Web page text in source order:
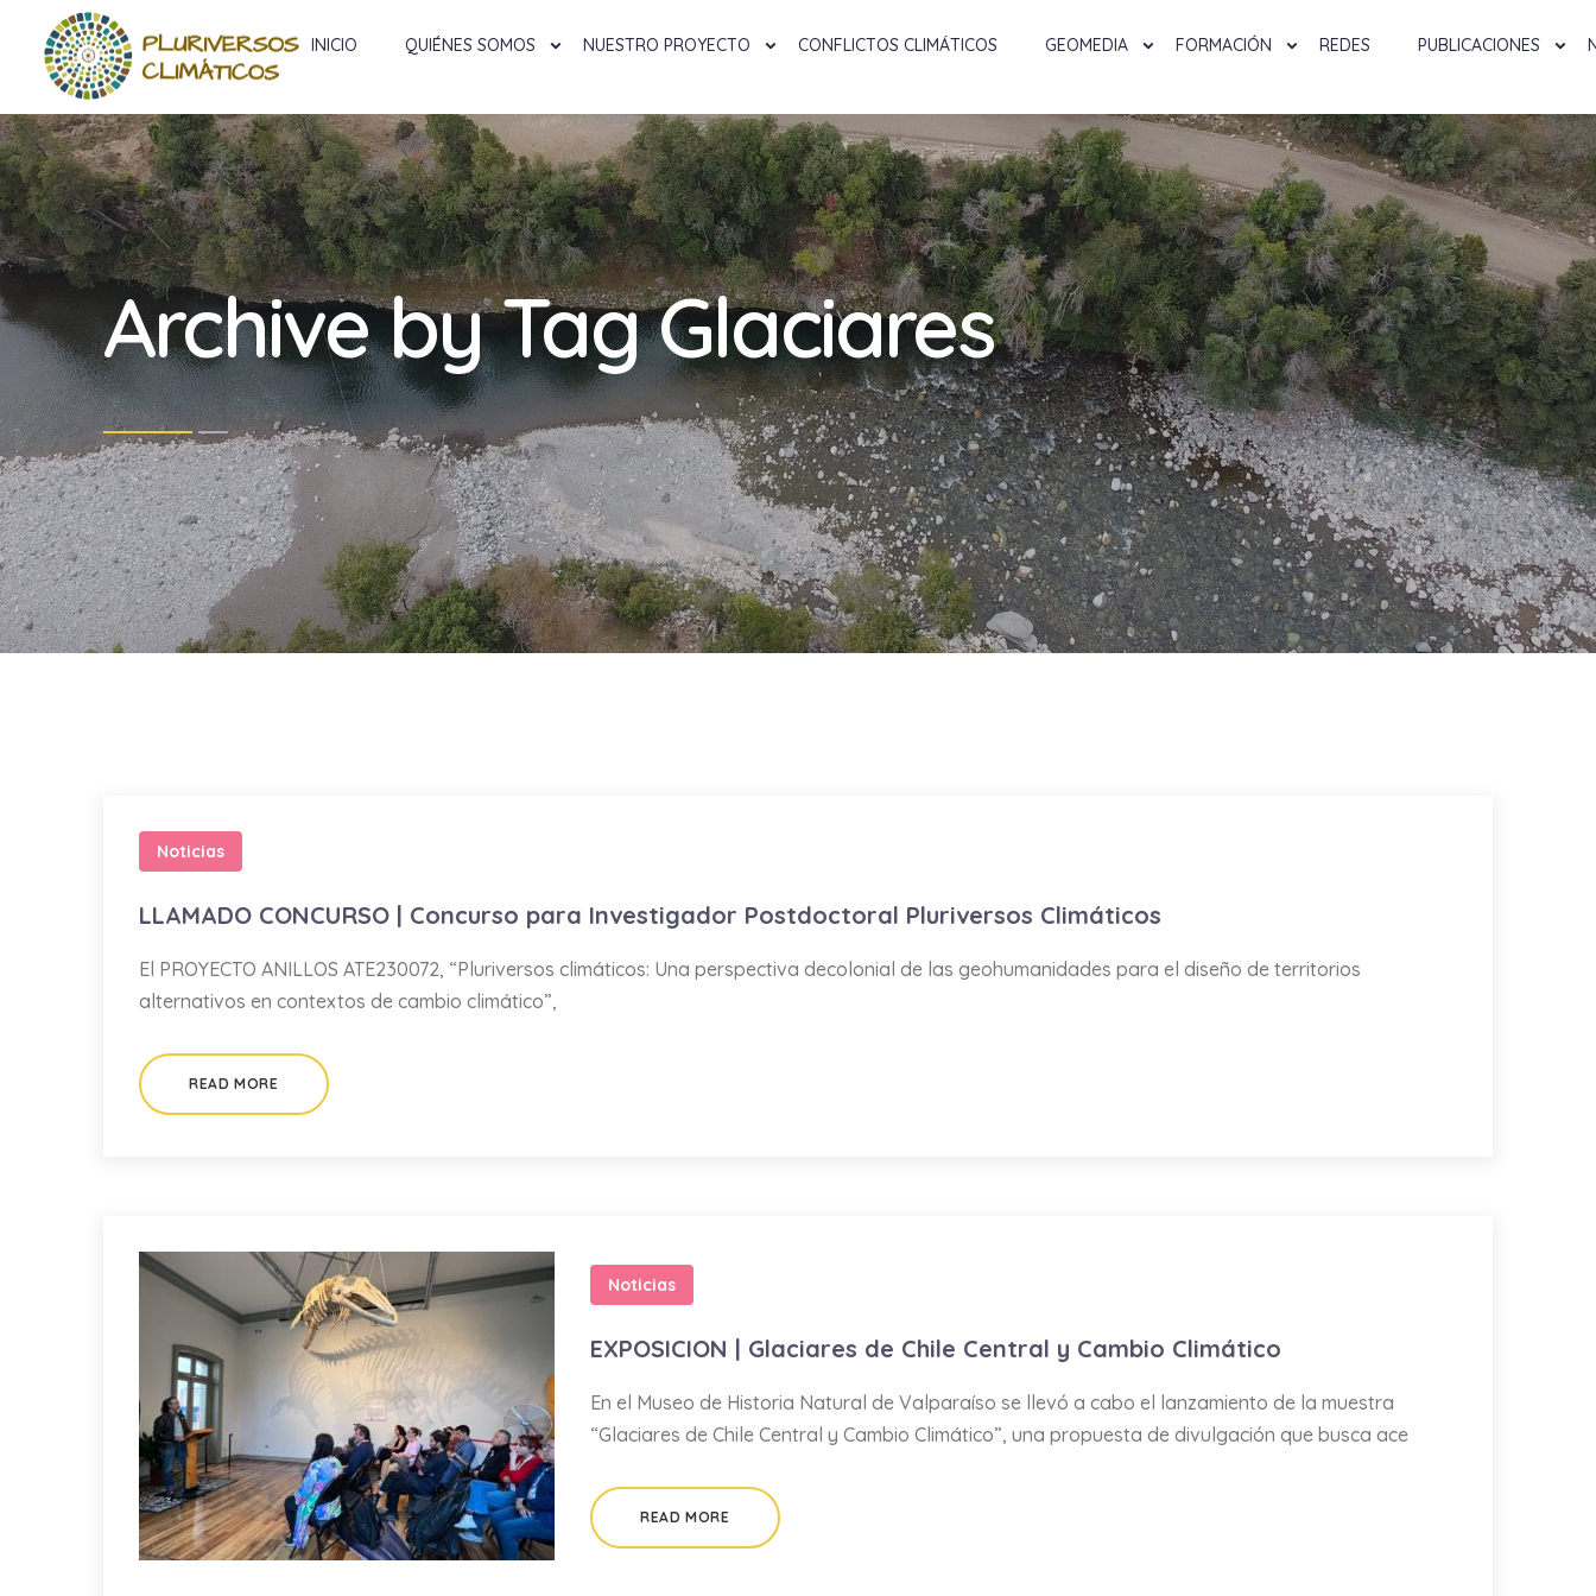
INICIO QUIÉNES SOMOS NUESTRO PROYECTO CONFLICTOS CLIMÁTICOS GEOMEDIA FORMACIÓN REDES PUBLICACIONES
Archive by Tag Glaciares
Noticias
LLAMADO CONCURSO | Concurso para Investigador Postdoctoral Pluriversos Climáticos
El PROYECTO ANILLOS ATE230072, “Pluriversos climáticos: Una perspectiva decolonial de las geohumanidades para el diseño de territorios
alternativos en contextos de cambio climático”,
READ MORE
Noticias
EXPOSICION | Glaciares de Chile Central y Cambio Climático
En el Museo de Historia Natural de Valparaíso se llevó a cabo el lanzamiento de la muestra
“Glaciares de Chile Central y Cambio Climático”, una propuesta de divulgación que busca ace
READ MORE